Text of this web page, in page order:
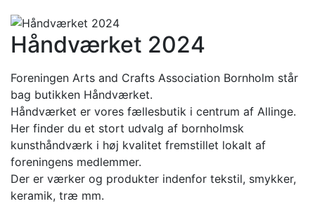
Håndværket 2024
Foreningen Arts and Crafts Association Bornholm står
bag butikken Håndværket.
Håndværket er vores fællesbutik i centrum af Allinge.
Her finder du et stort udvalg af bornholmsk
kunsthåndværk i høj kvalitet fremstillet lokalt af
foreningens medlemmer.
Der er værker og produkter indenfor tekstil, smykker,
keramik, træ mm.